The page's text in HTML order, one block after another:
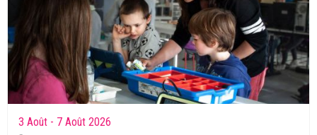
3 Août - 7 Août 2026